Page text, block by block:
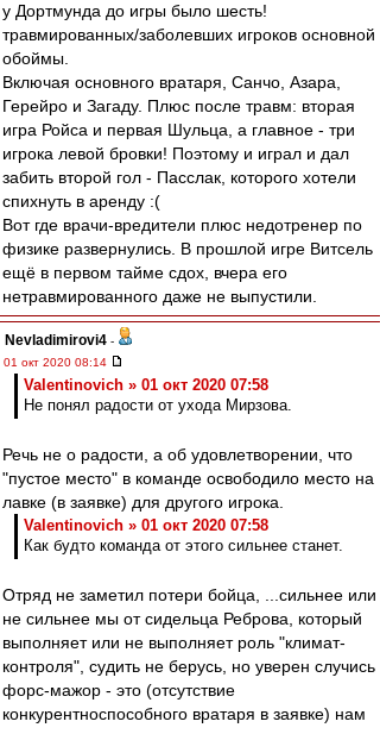
у Дортмунда до игры было шесть!
травмированных/заболевших игроков основной
обоймы.
Включая основного вратаря, Санчо, Азара,
Герейро и Загаду. Плюс после травм: вторая
игра Ройса и первая Шульца, а главное - три
игрока левой бровки! Поэтому и играл и дал
забить второй гол - Пасслак, которого хотели
спихнуть в аренду :(
Вот где врачи-вредители плюс недотренер по
физике развернулись. В прошлой игре Витсель
ещё в первом тайме сдох, вчера его
нетравмированного даже не выпустили.
Nevladimirovi4 -
01 окт 2020 08:14
Valentinovich » 01 окт 2020 07:58
Не понял радости от ухода Мирзова.
Речь не о радости, а об удовлетворении, что
"пустое место" в команде освободило место на
лавке (в заявке) для другого игрока.
Valentinovich » 01 окт 2020 07:58
Как будто команда от этого сильнее станет.
Отряд не заметил потери бойца, ...сильнее или
не сильнее мы от сидельца Реброва, который
выполняет или не выполняет роль "климат-
контроля", судить не берусь, но уверен случись
форс-мажор - это (отсутствие
конкурентноспособного вратаря в заявке) нам